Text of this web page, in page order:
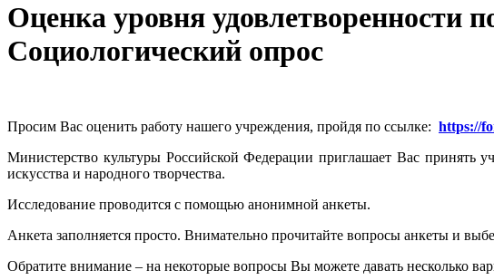
Оценка уровня удовлетворенности
Социологический опрос
Просим Вас оценить работу нашего учреждения, пройдя по ссылке: https://
Министерство культуры Российской Федерации приглашает Вас принять
искусства и народного творчества.
Исследование проводится с помощью анонимной анкеты.
Анкета заполняется просто. Внимательно прочитайте вопросы анкеты и
Обратите внимание – на некоторые вопросы Вы можете давать несколько